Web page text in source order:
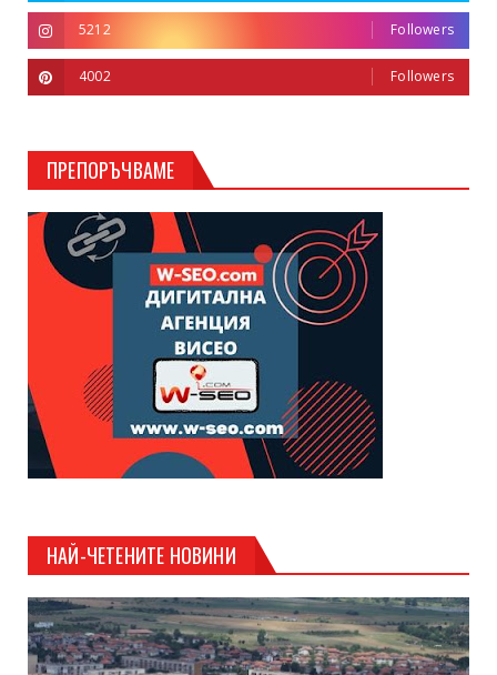
5212 Followers
4002 Followers
ПРЕПОРЪЧВАМЕ
НАЙ-ЧЕТЕНИТЕ НОВИНИ